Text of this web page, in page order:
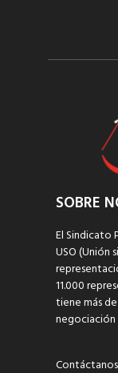
SOBRE
El Sindicato
USO (Unión
11.000
tiene más